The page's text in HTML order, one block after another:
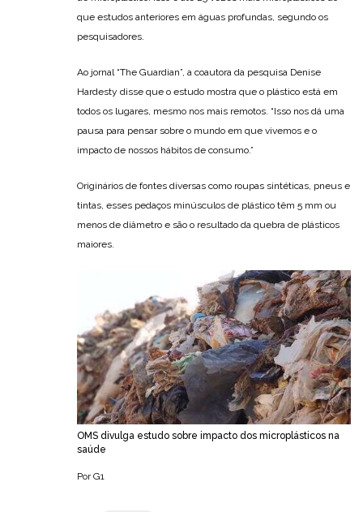
que estudos anteriores em águas profundas, segundo os
pesquisadores.
Ao jornal “The Guardian”, a coautora da pesquisa Denise
Hardesty disse que o estudo mostra que o plástico está em
todos os lugares, mesmo nos mais remotos. “Isso nos dá uma
pausa para pensar sobre o mundo em que vivemos e o
impacto de nossos hábitos de consumo.”
Originários de fontes diversas como roupas sintéticas, pneus e
tintas, esses pedaços minúsculos de plástico têm 5 mm ou
menos de diâmetro e são o resultado da quebra de plásticos
maiores.
OMS divulga estudo sobre impacto dos microplásticos na
saúde
Por G1